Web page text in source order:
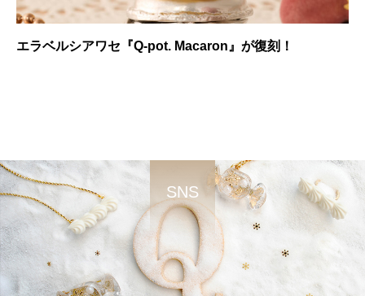
エラベルシアワセ『Q-pot. Macaron』が復刻！
SNS